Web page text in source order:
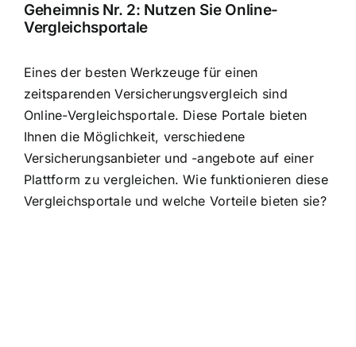
Geheimnis Nr. 2: Nutzen Sie Online-
Vergleichsportale
Eines der besten Werkzeuge für einen
zeitsparenden Versicherungsvergleich sind
Online-Vergleichsportale. Diese Portale bieten
Ihnen die Möglichkeit, verschiedene
Versicherungsanbieter und -angebote auf einer
Plattform zu vergleichen. Wie funktionieren diese
Vergleichsportale und welche Vorteile bieten sie?